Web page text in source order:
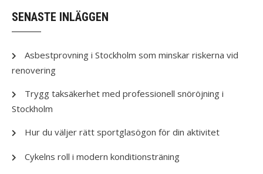
SENASTE INLÄGGEN
Asbestprovning i Stockholm som minskar riskerna vid
renovering
Trygg taksäkerhet med professionell snöröjning i
Stockholm
Hur du väljer rätt sportglasögon för din aktivitet
Cykelns roll i modern konditionsträning